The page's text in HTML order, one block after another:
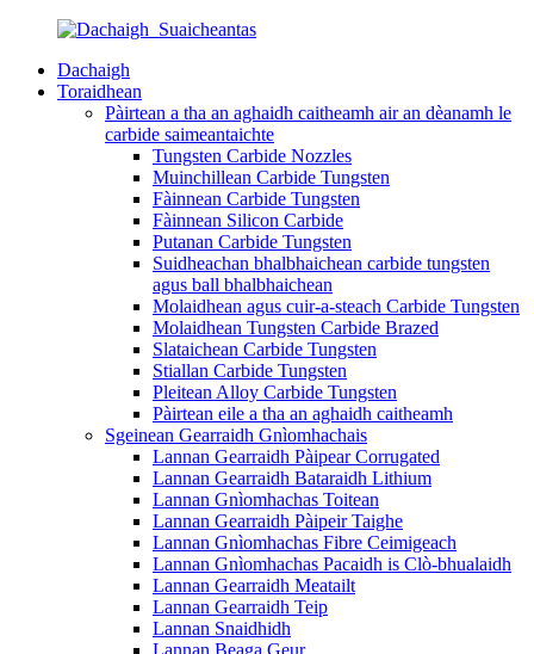
Dachaigh
Toraidhean
Pàirtean a tha an aghaidh caitheamh air an dèanamh le
carbide saimeantaichte
Tungsten Carbide Nozzles
Muinchillean Carbide Tungsten
Fàinnean Carbide Tungsten
Fàinnean Silicon Carbide
Putanan Carbide Tungsten
Suidheachan bhalbhaichean carbide tungsten
agus ball bhalbhaichean
Molaidhean agus cuir-a-steach Carbide Tungsten
Molaidhean Tungsten Carbide Brazed
Slataichean Carbide Tungsten
Stiallan Carbide Tungsten
Pleitean Alloy Carbide Tungsten
Pàirtean eile a tha an aghaidh caitheamh
Sgeinean Gearraidh Gnìomhachais
Lannan Gearraidh Pàipear Corrugated
Lannan Gearraidh Bataraidh Lithium
Lannan Gnìomhachas Toitean
Lannan Gearraidh Pàipeir Taighe
Lannan Gnìomhachas Fibre Ceimigeach
Lannan Gnìomhachas Pacaidh is Clò-bhualaidh
Lannan Gearraidh Meatailt
Lannan Gearraidh Teip
Lannan Snaidhidh
Lannan Beaga Geur